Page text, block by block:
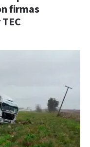
firmas